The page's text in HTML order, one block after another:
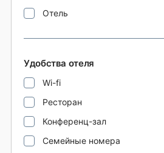
Отель
Удобства отеля
Wi-fi
Ресторан
Конференц-зал
Семейные номера